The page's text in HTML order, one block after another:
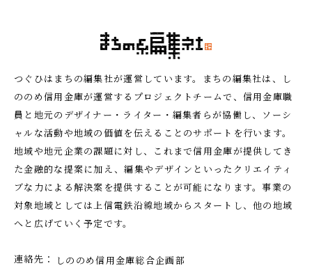
つぐひはまちの編集社が運営しています。まちの編集社は、し
ののめ信用金庫が運営するプロジェクトチームで、信用金庫職
員と地元のデザイナー・ライター・編集者らが協働し、ソーシ
ャルな活動や地域の価値を伝えることのサポートを行います。
地域や地元企業の課題に対し、これまで信用金庫が提供してき
た金融的な提案に加え、編集やデザインといったクリエイティ
ブな力による解決案を提供することが可能になります。事業の
対象地域としては上信電鉄沿線地域からスタートし、他の地域
へと広げていく予定です。
連絡先
しののめ信用金庫総合企画部